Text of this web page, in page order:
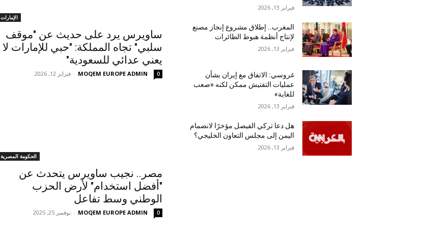
الإمارات
ساويرس يرد على حديث عن "موقف
سلبي" تجاه المملكة: "حبي للإمارات لا
يعني عدائي للسعودية"
MOQEM EUROPE ADMIN
- فبراير 12, 2026 0
الحكومة المصرية
مصر.. نجيب ساويرس يتحدث عن
"أفضل استخدام" لأرض الحزب
الوطني وسط تفاعل
MOQEM EUROPE ADMIN
- نوفمبر 25, 2025 0
فبراير 13, 2026
المغرب.. إطلاق مشروع إنجاز مصنع
لإنتاج أنظمة هبوط الطائرات
فبراير 13, 2026
غروسي: الاتفاق مع إيران بشأن
عمليات التفتيش ممكن لكنه «صعب
للغاية»
فبراير 13, 2026
هل دعا تركي الفيصل مؤخرًا لانضمام
اليمن إلى مجلس التعاون الخليجي؟
فبراير 13, 2026